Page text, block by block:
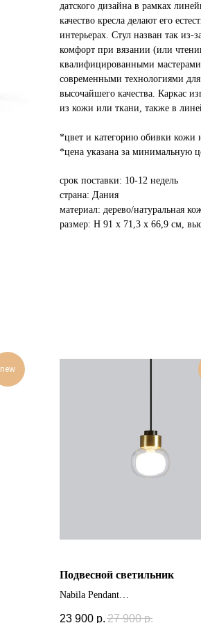
датского дизайна в рамках
качество кресла делают его
интерьерах. Стул назван так из-
комфорт при вязании (или
квалифицированными
современными технологиями
высочайшего качества. Каркас
из кожи или ткани, также в
*цвет и категорию обивки кожи
*цена указана за минимальную
срок поставки: 10-12 недель
страна: Дания
материал: дерево/натуральная
размер: H 91 х 71,3 х 66,9 см,
new
Подвесной светильник
Nabila Pendant
23 900 р. 27 900 р.